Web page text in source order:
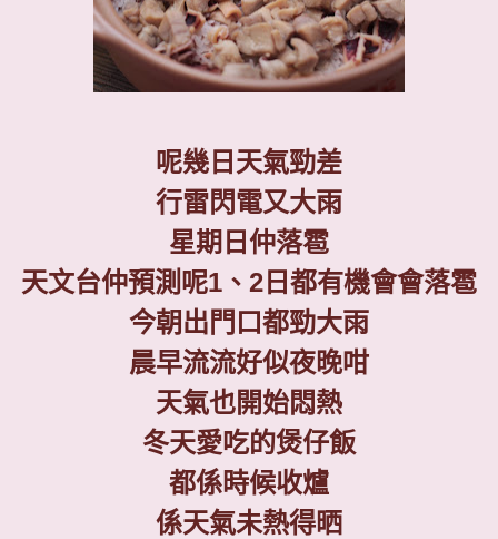
呢幾日天氣勁差
行雷閃電又大雨
星期日仲落雹
天文台仲預測呢1 、 2 日都有機會會落雹
今朝出門口都勁大雨
晨早流流好似夜晚咁
天氣也開始悶熱
冬天愛吃的煲仔飯
都係時候收爐
係天氣未熱得晒